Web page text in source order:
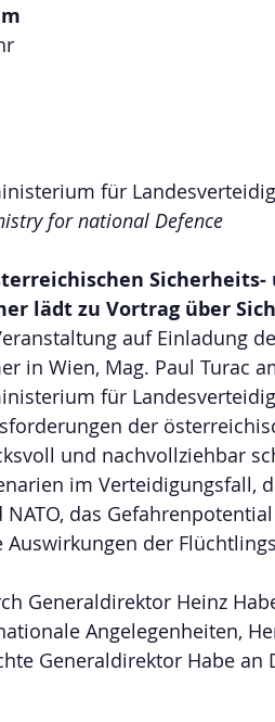
für
for national Defence
lädt zu Vortrag über
auf Einladung
in Wien, Mag. Paul Turac
für
der
und nachvollziehbar
im Verteidigungsfall,
das
der
Generaldirektor Heinz
Angelegenheiten,
Generaldirektor Habe an